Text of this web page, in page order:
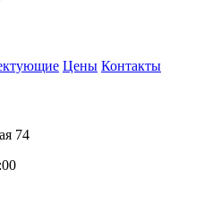
Цены Контакты
74